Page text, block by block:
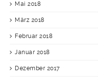
Mai 2018
März 2018
Februar 2018
Januar 2018
Dezember 2017